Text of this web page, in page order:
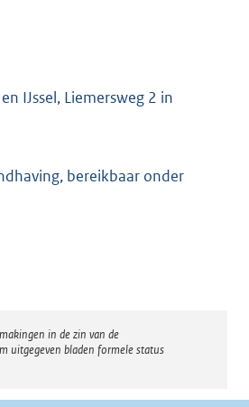
IJssel, Liemersweg 2 in
bereikbaar onder
in de zin van de
uitgegeven bladen formele status